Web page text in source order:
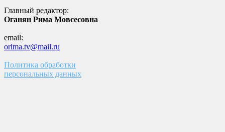
Главный редактор:
Оганян Рима Мовсесовна
email:
orima.tv@mail.ru
Политика обработки
персональных данных